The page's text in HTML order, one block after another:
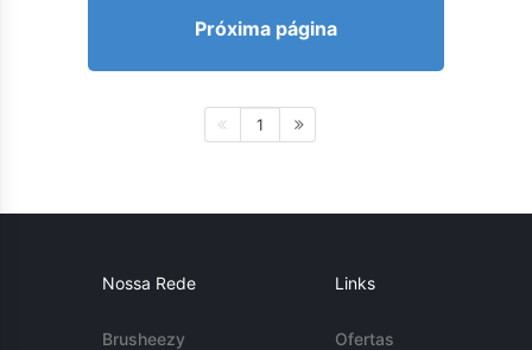
Próxima página
1
Nossa Rede
Brusheezy
Links
Ofertas